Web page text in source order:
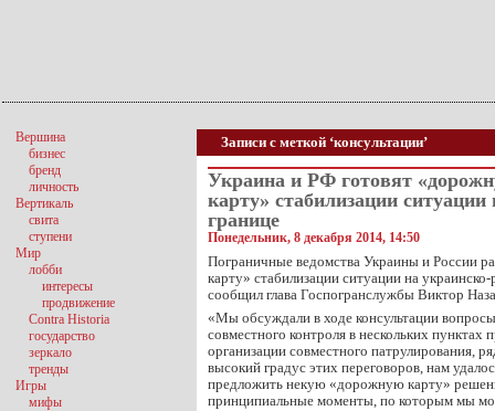
Записи с меткой ‘консультации’
​Украина и РФ готовят
карту» стабилизации ситуации
границе
Понедельник, 8 декабря 2014, 14:50
Пограничные ведомства Украины и России
карту» стабилизации ситуации на
сообщил глава Госпогранслужбы Виктор
«Мы обсуждали в ходе консультации
совместного контроля в нескольких пунктах
организации совместного патрулирования,
высокий градус этих переговоров, нам
предложить некую «дорожную карту»
принципиальные моменты, по которым мы
Вершина
бизнес
бренд
личность
Вертикаль
свита
ступени
Мир
лобби
интересы
продвижение
Contra Historia
государство
зеркало
тренды
Игры
мифы